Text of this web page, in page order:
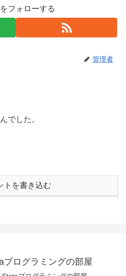
フォローする
管理者
でした。
トを書き込む
プログラミングの部屋